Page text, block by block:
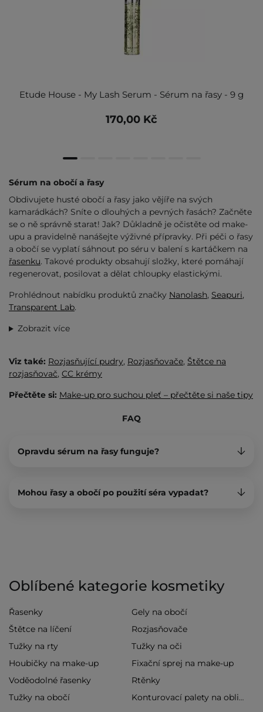
Etude House - My Lash Serum - Sérum na řasy - 9 g
170,00 Kč
Sérum na obočí a řasy
Obdivujete husté obočí a řasy jako vějíře na svých
kamarádkách? Sníte o dlouhých a pevných řasách? Začněte
se o ně správně starat! Jak? Důkladně je očistěte od make-
upu a pravidelně nanášejte výživné přípravky. Při péči o řasy
a obočí se vyplatí sáhnout po séru v balení s kartáčkem na
řasenku. Takové produkty obsahují složky, které pomáhají
regenerovat, posilovat a dělat chloupky elastickými.
Prohlédnout nabídku produktů značky Nanolash, Seapuri,
Transparent Lab.
Zobrazit více
Viz také: Rozjasňující pudry, Rozjasňovače, Štětce na
rozjasňovač, CC krémy
Přečtěte si: Make-up pro suchou pleť – přečtěte si naše tipy
FAQ
Opravdu sérum na řasy funguje?
Mohou řasy a obočí po použití séra vypadat?
Oblíbené kategorie kosmetiky
Řasenky
Gely na obočí
Štětce na líčení
Rozjasňovače
Tužky na rty
Tužky na oči
Houbičky na make-up
Fixační sprej na make-up
Voděodolné řasenky
Rtěnky
Tužky na obočí
Konturovací palety na obličej